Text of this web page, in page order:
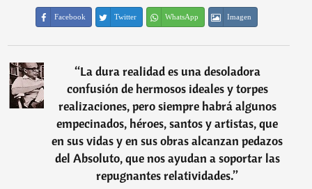
Facebook Twitter WhatsApp Imagen
“La dura realidad es una desoladora
confusión de hermosos ideales y torpes
realizaciones, pero siempre habrá algunos
empecinados, héroes, santos y artistas, que
en sus vidas y en sus obras alcanzan pedazos
del Absoluto, que nos ayudan a soportar las
repugnantes relatividades.”